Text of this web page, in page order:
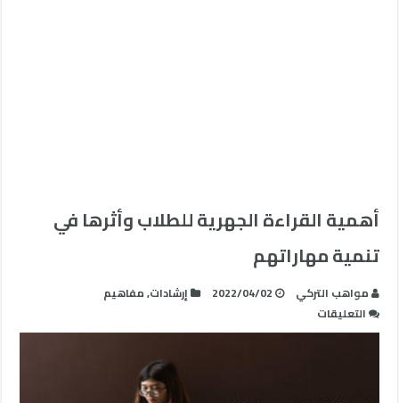
أهمية القراءة الجهرية للطلاب وأثرها في
تنمية مهاراتهم
مواهب التركي 2022/04/02 إرشادات,مفاهيم
التعليقات
أهمية